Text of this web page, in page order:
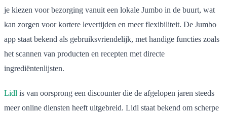
je kiezen voor bezorging vanuit een lokale Jumbo in de buurt, wat
kan zorgen voor kortere levertijden en meer flexibiliteit. De Jumbo
app staat bekend als gebruiksvriendelijk, met handige functies zoals
het scannen van producten en recepten met directe
ingrediëntenlijsten.
Lidl is van oorsprong een discounter die de afgelopen jaren steeds
meer online diensten heeft uitgebreid. Lidl staat bekend om scherpe